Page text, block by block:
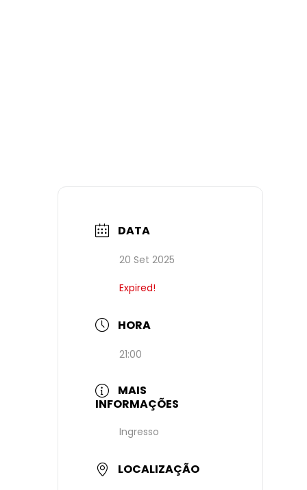
DATA
20 Set 2025
Expired!
HORA
21:00
MAIS
INFORMAÇÕES
Ingresso
LOCALIZAÇÃO